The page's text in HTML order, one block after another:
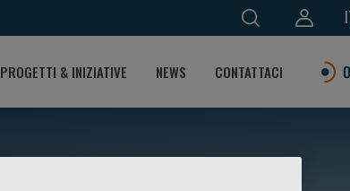
PROGETTI & INIZIATIVE NEWS CONTATTACI